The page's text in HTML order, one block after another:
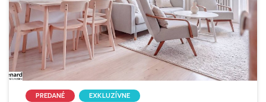
PREDANÉ EXKLUZÍVNE